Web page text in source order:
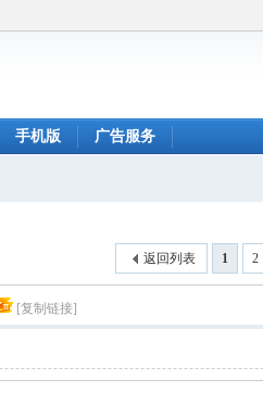
手机版 广告服务
1 2
返回列表
[复制链接]